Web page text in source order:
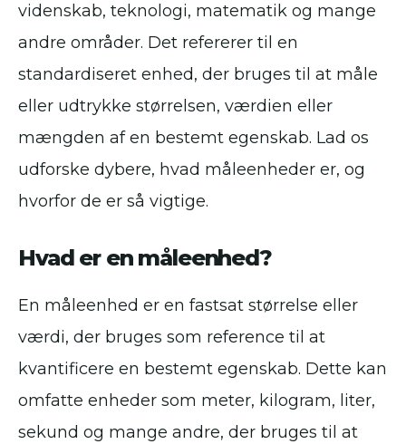
videnskab, teknologi, matematik og mange
andre områder. Det refererer til en
standardiseret enhed, der bruges til at måle
eller udtrykke størrelsen, værdien eller
mængden af en bestemt egenskab. Lad os
udforske dybere, hvad måleenheder er, og
hvorfor de er så vigtige.
Hvad er en måleenhed?
En måleenhed er en fastsat størrelse eller
værdi, der bruges som reference til at
kvantificere en bestemt egenskab. Dette kan
omfatte enheder som meter, kilogram, liter,
sekund og mange andre, der bruges til at